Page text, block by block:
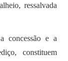
ressalvada
concessão e a
constituem